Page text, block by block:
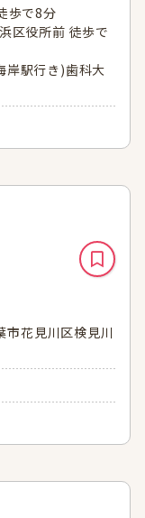
歩で8分
区役所前 徒歩で
岸駅行き)歯科大
市花見川区検見川